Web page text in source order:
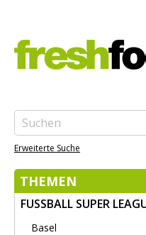
Erweiterte Suche
THEMEN
FUSSBALL SUPER
Basel